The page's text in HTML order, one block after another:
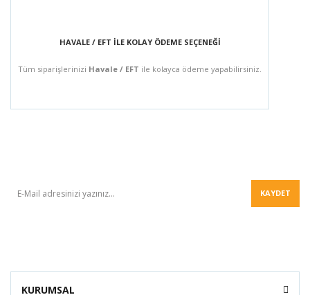
HAVALE / EFT İLE KOLAY ÖDEME SEÇENEĞİ
Tüm siparişlerinizi Havale / EFT ile kolayca ödeme yapabilirsiniz.
KAYDET
KURUMSAL